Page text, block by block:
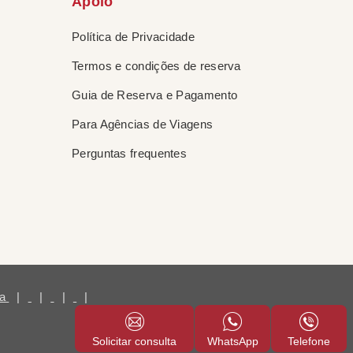
Política de Privacidade
Termos e condições de reserva
Guia de Reserva e Pagamento
Para Agências de Viagens
Perguntas frequentes
| | | |
Telefone
WhatsApp
Solicitar consulta